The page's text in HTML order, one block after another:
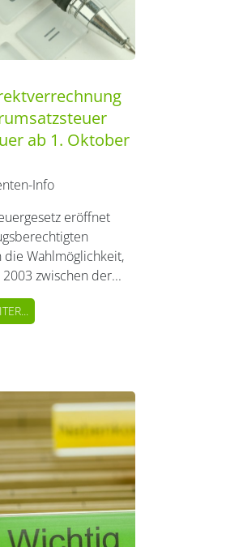
ab 1. Oktober
Info
eröffnet
Wahlmöglichkeit,
zwischen der...